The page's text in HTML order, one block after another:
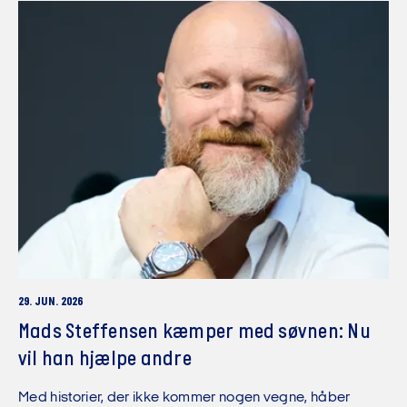
29. JUN. 2026
Mads Steffensen kæmper med søvnen: Nu
vil han hjælpe andre
Med historier, der ikke kommer nogen vegne, håber